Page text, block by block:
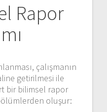
Rapor
çalışmanın
getirilmesi ile
bir bilimsel rapor
oluşur: